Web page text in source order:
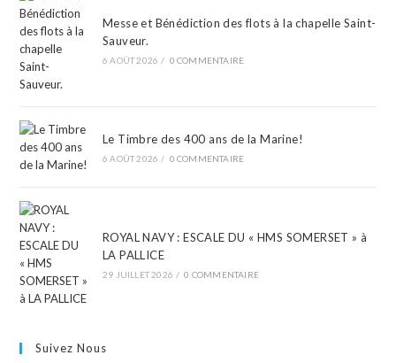
Messe et Bénédiction des flots à la chapelle Saint-
Sauveur.
6 AOÛT 2026 / 0 COMMENTAIRE
Le Timbre des 400 ans de la Marine!
6 AOÛT 2026 / 0 COMMENTAIRE
ROYAL NAVY : ESCALE DU « HMS SOMERSET » à
LA PALLICE
29 JUILLET 2026 / 0 COMMENTAIRE
Suivez Nous